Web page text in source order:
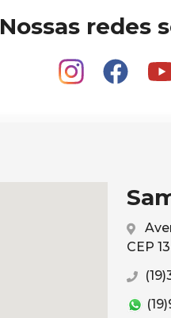
Nossas redes
CEP